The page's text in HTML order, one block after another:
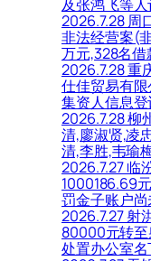
及张鸿飞等
2026.7.28 周
非法经营案(
万元,328名
2026.7.28 重
仕佳贸易有
集资人信息
2026.7.28 柳
清,廖淑贤,凌
清,李胜,韦瑜
2026.7.27 临
1000186.69
罚金子账户
2026.7.27 射
80000元转
处置办公室